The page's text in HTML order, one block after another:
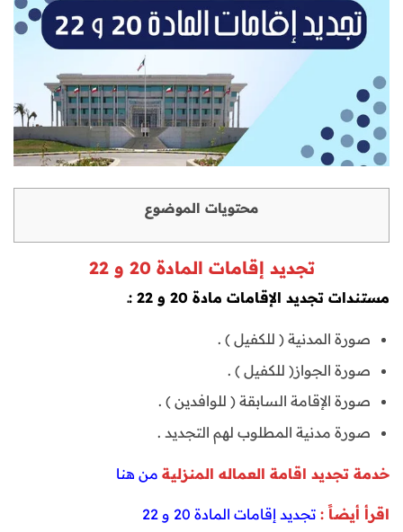
محتويات الموضوع
تجديد إقامات المادة 20 و 22
مستندات تجديد الإقامات مادة 20 و 22 :ـ
صورة المدنية ( للكفيل ) .
صورة الجواز( للكفيل ) .
صورة الإقامة السابقة ( للوافدين ) .
صورة مدنية المطلوب لهم التجديد .
خدمة تجديد اقامة العماله المنزلية من هنا
اقرأ أيضاً : تجديد إقامات المادة 20 و 22